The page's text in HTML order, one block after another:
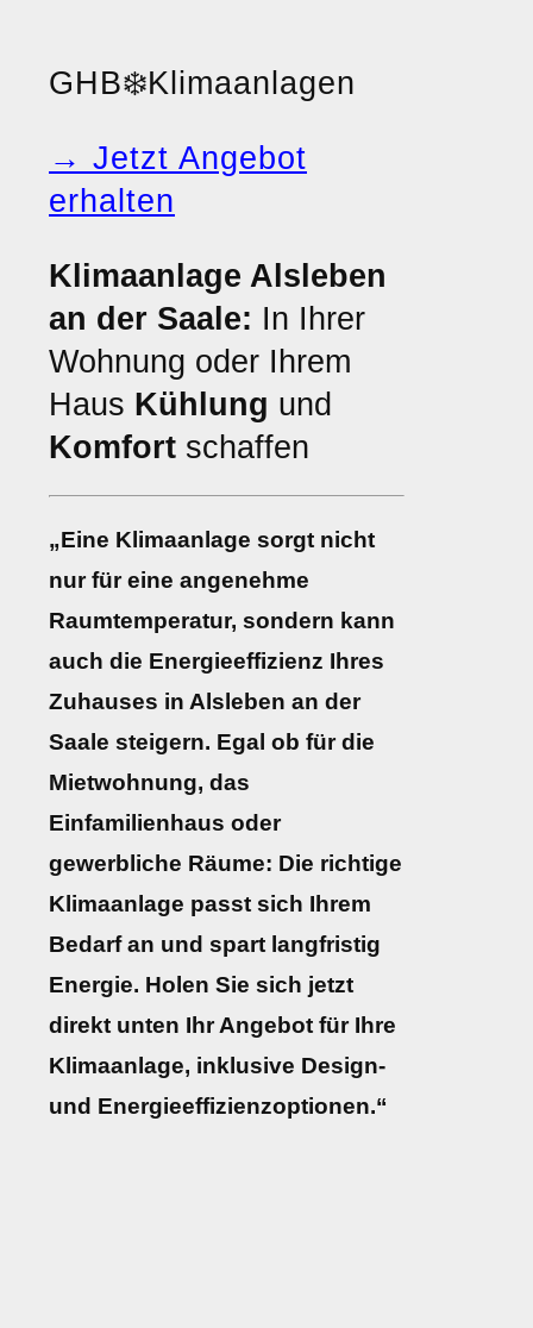
GHB❄️Klimaanlagen
→ Jetzt Angebot
erhalten
Klimaanlage Alsleben
an der Saale: In Ihrer
Wohnung oder Ihrem
Haus Kühlung und
Komfort schaffen
„Eine Klimaanlage sorgt nicht
nur für eine angenehme
Raumtemperatur, sondern kann
auch die Energieeffizienz Ihres
Zuhauses in Alsleben an der
Saale steigern. Egal ob für die
Mietwohnung, das
Einfamilienhaus oder
gewerbliche Räume: Die richtige
Klimaanlage passt sich Ihrem
Bedarf an und spart langfristig
Energie. Holen Sie sich jetzt
direkt unten Ihr Angebot für Ihre
Klimaanlage, inklusive Design-
und Energieeffizienzoptionen.“